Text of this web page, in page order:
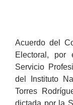
Acuerdo del
Electoral,
Servicio
del Instituto
Torres